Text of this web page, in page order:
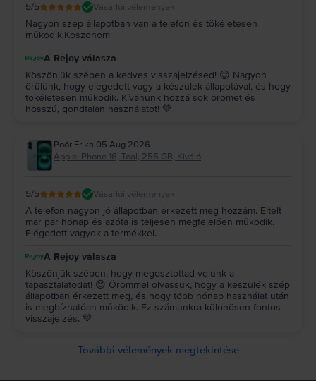
5/5 Vásárlói vélemények
Nagyon szép állapotban van a telefon és tökéletesen
működik.Köszönöm
A Rejoy válasza
Köszönjük szépen a kedves visszajelzésed! 😊 Nagyon
örülünk, hogy elégedett vagy a készülék állapotával, és hogy
tökéletesen működik. Kívánunk hozzá sok örömet és
hosszú, gondtalan használatot! 💚
Poór Erika,05 Aug 2026
Apple iPhone 16, Teal, 256 GB, Kiváló
5/5 Vásárlói vélemények
A telefon nagyon jó állapotban érkezett meg hozzám. Eltelt
már pár hónap és azóta is teljesen megfelelően működik.
Elégedett vagyok a termékkel.
A Rejoy válasza
Köszönjük szépen, hogy megosztottad velünk a
tapasztalatodat! 😊 Örömmel olvassuk, hogy a készülék szép
állapotban érkezett meg, és hogy több hónap használat után
is megbízhatóan működik. Ez számunkra különösen fontos
visszajelzés. 💚
További vélemények megtekintése